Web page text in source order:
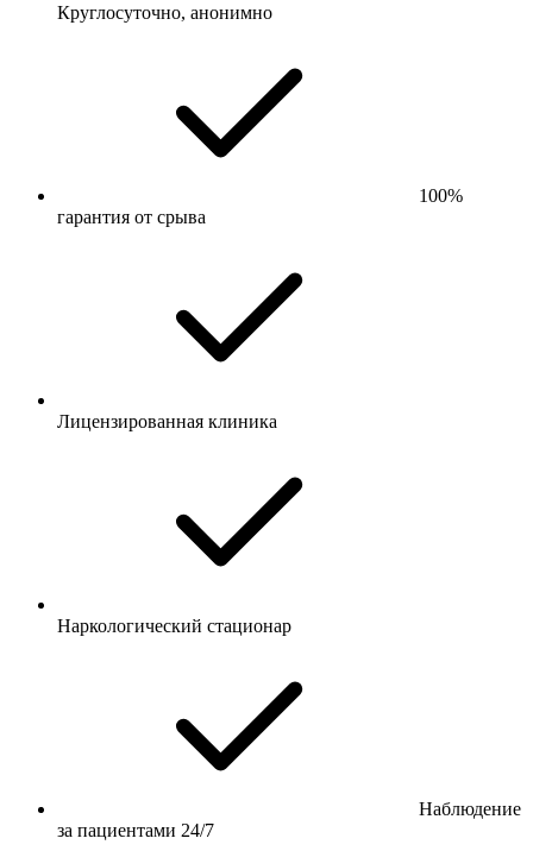
Круглосуточно, анонимно
100%
гарантия от срыва
Лицензированная клиника
Наркологический стационар
Наблюдение
за пациентами 24/7